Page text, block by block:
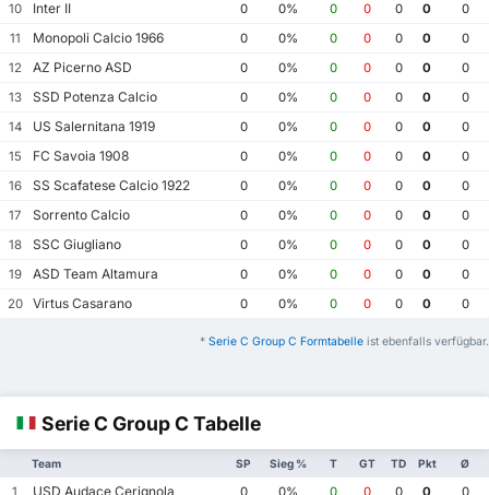
10
Inter II 0 0% 0 0 0 0
0
11
Monopoli Calcio 1966 0 0% 0 0 0 0
0
12
AZ Picerno ASD 0 0% 0 0 0 0
0
13
SSD Potenza Calcio 0 0% 0 0 0 0
0
14
US Salernitana 1919 0 0% 0 0 0 0
0
15
FC Savoia 1908 0 0% 0 0 0 0
0
16
SS Scafatese Calcio 1922 0 0% 0 0 0 0
0
17
Sorrento Calcio 0 0% 0 0 0 0
0
18
SSC Giugliano 0 0% 0 0 0 0
0
19
ASD Team Altamura 0 0% 0 0 0 0
0
20
Virtus Casarano 0 0% 0 0 0 0 0
* Serie C Group C Formtabelle ist ebenfalls verfügbar.
Serie C Group C Tabelle
Team SP Sieg % T GT TD Pkt Ø
1 USD Audace Cerignola 0 0% 0 0 0 0
0